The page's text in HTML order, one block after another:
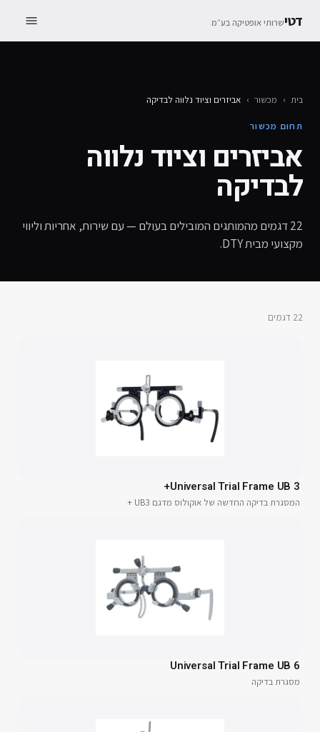
דטישרותי אופטיקה בע״מ
בית › מכשור › אביזרים וציוד נלווה לבדיקה
תחום מכשור
אביזרים וציוד נלווה
לבדיקה
22דגמים מהמותגים המובילים בעולם — עם שירות, אחריות וליווי
מקצועי מבית DTY.
22 דגמים
Universal Trial Frame UB 3+
המסגרת בדיקה החדשה של אוקולוס מדגם UB3 +
Universal Trial Frame UB 6
מסגרת בדיקה